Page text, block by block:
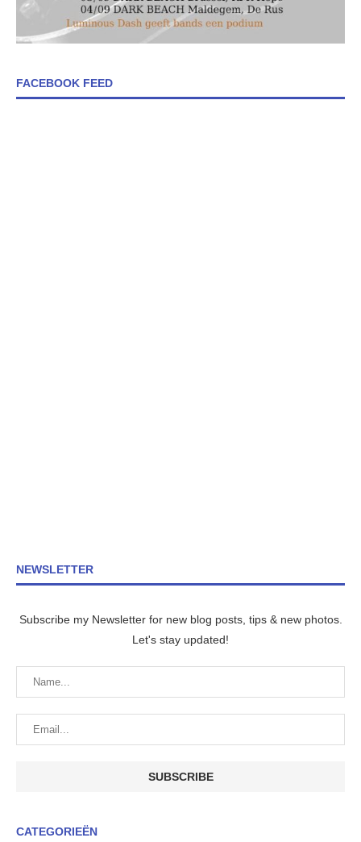
FACEBOOK FEED
NEWSLETTER
Subscribe my Newsletter for new blog posts, tips & new photos.
Let's stay updated!
CATEGORIEËN